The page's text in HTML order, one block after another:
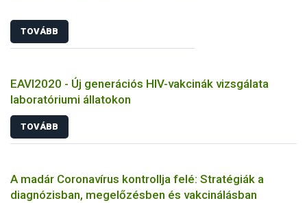
TOVÁBB
EAVI2020 - Új generációs HIV-vakcinák vizsgálata
laboratóriumi állatokon
TOVÁBB
A madár Coronavírus kontrollja felé: Stratégiák a
diagnózisban, megelőzésben és vakcinálásban